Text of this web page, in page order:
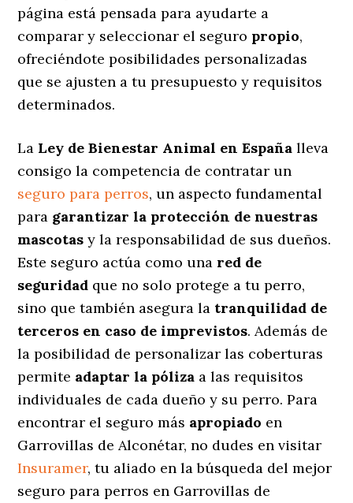
página está pensada para ayudarte a
comparar y seleccionar el seguro propio,
ofreciéndote posibilidades personalizadas
que se ajusten a tu presupuesto y requisitos
determinados.
La Ley de Bienestar Animal en España lleva
consigo la competencia de contratar un
seguro para perros, un aspecto fundamental
para garantizar la protección de nuestras
mascotas y la responsabilidad de sus dueños.
Este seguro actúa como una red de
seguridad que no solo protege a tu perro,
sino que también asegura la tranquilidad de
terceros en caso de imprevistos. Además de
la posibilidad de personalizar las coberturas
permite adaptar la póliza a las requisitos
individuales de cada dueño y su perro. Para
encontrar el seguro más apropiado en
Garrovillas de Alconétar, no dudes en visitar
Insuramer, tu aliado en la búsqueda del mejor
seguro para perros en Garrovillas de